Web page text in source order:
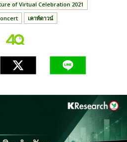
of Virtual Celebration 2021
เคาท์ดาวน์